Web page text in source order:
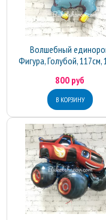
Волшебный
Фигура, Голубой, 117см,
800 руб